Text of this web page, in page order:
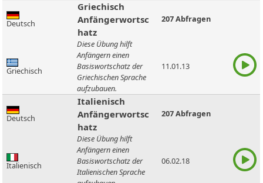
Deutsch
Griechisch
Anfängerwortsc
hatz
207 Abfragen
Griechisch
Diese Übung hilft
Anfängern einen
Basiswortschatz der
Griechischen Sprache
aufzubauen.
11.01.13
Deutsch
Italienisch
Anfängerwortsc
hatz
207 Abfragen
Italienisch
Diese Übung hilft
Anfängern einen
Basiswortschatz der
Italienischen Sprache
06.02.18